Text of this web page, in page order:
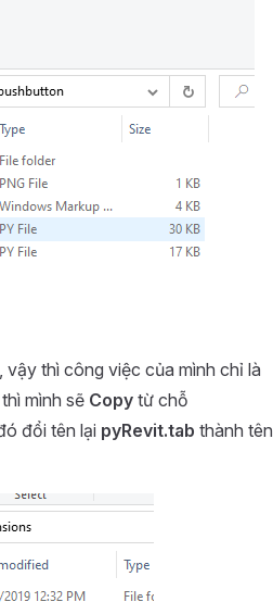
thì công việc của mình chỉ là
mình sẽ Copy từ chỗ
đổi tên lại pyRevit.tab thành tên